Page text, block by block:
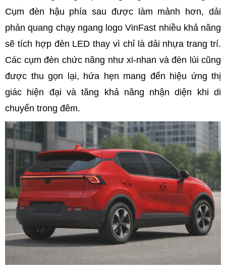
Cụm đèn hậu phía sau được làm mảnh hơn, dải
phản quang chạy ngang logo VinFast nhiều khả năng
sẽ tích hợp đèn LED thay vì chỉ là dải nhựa trang trí.
Các cụm đèn chức năng như xi-nhan và đèn lùi cũng
được thu gọn lại, hứa hẹn mang đến hiệu ứng thị
giác hiện đại và tăng khả năng nhận diện khi di
chuyển trong đêm.